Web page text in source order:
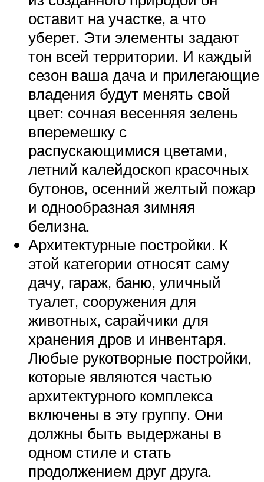
оставит на участке, а что
уберет. Эти элементы задают
тон всей территории. И каждый
сезон ваша дача и прилегающие
владения будут менять свой
цвет: сочная весенняя зелень
вперемешку с
распускающимися цветами,
летний калейдоскоп красочных
бутонов, осенний желтый пожар
и однообразная зимняя
белизна.
Архитектурные постройки. К
этой категории относят саму
дачу, гараж, баню, уличный
туалет, сооружения для
животных, сарайчики для
хранения дров и инвентаря.
Любые рукотворные постройки,
которые являются частью
архитектурного комплекса
включены в эту группу. Они
должны быть выдержаны в
одном стиле и стать
продолжением друг друга.